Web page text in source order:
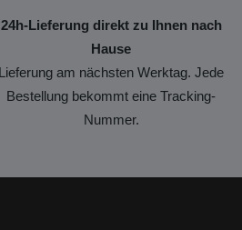
24h-Lieferung direkt zu Ihnen nach
Hause
Lieferung am nächsten Werktag. Jede
Bestellung bekommt eine Tracking-
Nummer.